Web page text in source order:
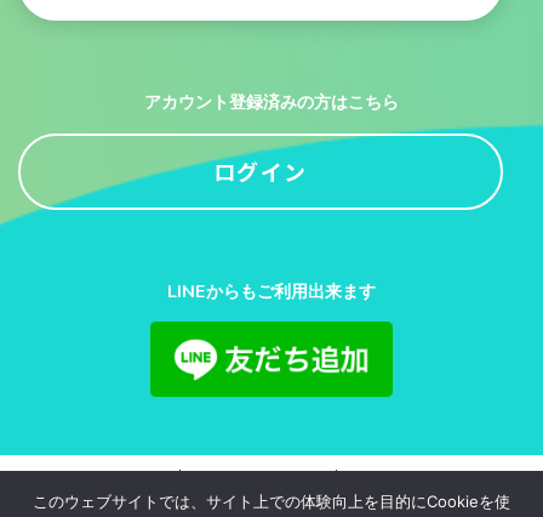
アカウント登録済みの方はこちら
ログイン
LINEからもご利用出来ます
このウェブサイトでは、サイト上での体験向上を目的にCookieを使